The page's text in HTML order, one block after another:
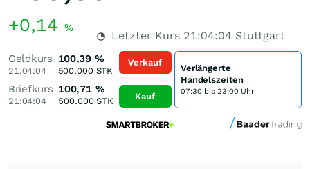
+0,14 %
Letzter Kurs 21:04:04 Stuttgart
Geldkurs
21:04:04
100,39 %
500.000STK
Briefkurs
21:04:04
100,71 %
500.000STK
Verkauf
Kauf
Verlängerte
Handelszeiten
07:30 bis 23:00 Uhr